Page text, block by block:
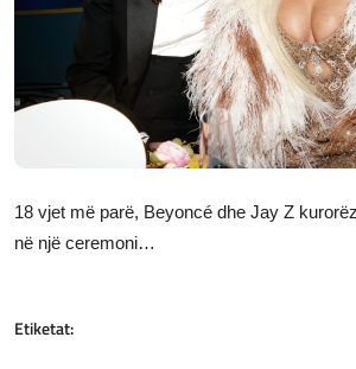
Gallery
Shqip
18 vjet më parë, Beyoncé dhe Jay Z
në një ceremoni…
Etiketat: